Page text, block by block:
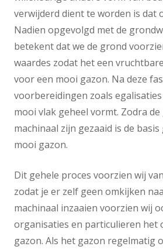
verwijderd dient te worden is dat
Nadien opgevolgd met de
betekent dat we de grond
waardes zodat het een
voor een mooi gazon. Na deze
voorbereidingen zoals
mooi vlak geheel vormt. Zodra de
machinaal zijn gezaaid is de
mooi gazon.
Dit gehele proces voorzien wij
zodat je er zelf geen omkijken
machinaal inzaaien voorzien wij
organisaties en particulieren het
gazon. Als het gazon regelmatig